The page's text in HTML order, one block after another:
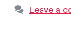
Leave a